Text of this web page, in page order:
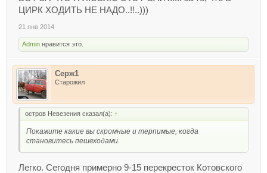
ЦИРК ХОДИТЬ НЕ НАДО..!!..)))
21 янв 2014
Admin нравится это.
Серж1
Старожил
остров Невезения сказал(а): ↑
Покажите какие вы скромные и терпимые, когда
становитесь пешеходами.
Легко. Сегодня примерно 9-15 перекресток Котовского